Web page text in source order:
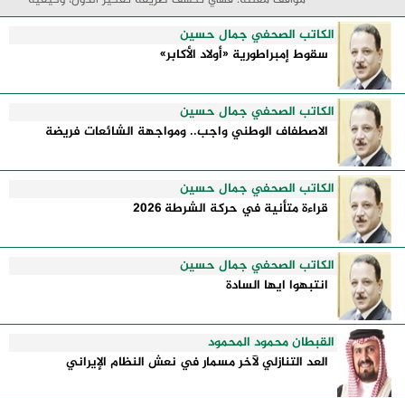
إدارتها للأزمات، والحدود التي تفصل بين القوة ...
الكاتب الصحفي جمال حسين
سقوط إمبراطورية «أولاد الأكابر»
الكاتب الصحفي جمال حسين
الاصطفاف الوطني واجب.. ومواجهة الشائعات فريضة
الكاتب الصحفي جمال حسين
قراءة متأنية في حركة الشرطة 2026
الكاتب الصحفي جمال حسين
انتبهوا ايها السادة
القبطان محمود المحمود
العد التنازلي لآخر مسمار في نعش النظام الإيراني